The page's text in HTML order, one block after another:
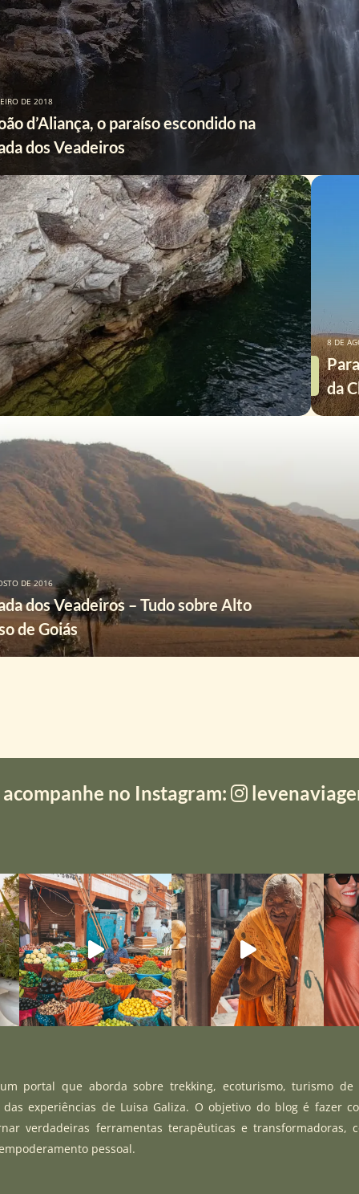
d’Aliança, o paraíso escondido na
dos Veadeiros
DE 2018
da
8 DE
Veadeiros – Tudo sobre Alto
de Goiás
DE 2016
no Instagram:
portal que aborda sobre trekking, ecoturismo, turismo de
experiências de Luisa Galiza. O objetivo do blog é fazer
verdadeiras ferramentas terapêuticas e transformadoras,
pessoal.